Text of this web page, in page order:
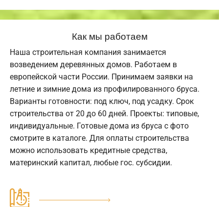
Как мы работаем
Наша строительная компания занимается
возведением деревянных домов. Работаем в
европейской части России. Принимаем заявки на
летние и зимние дома из профилированного бруса.
Варианты готовности: под ключ, под усадку. Срок
строительства от 20 до 60 дней. Проекты: типовые,
индивидуальные. Готовые дома из бруса с фото
смотрите в каталоге. Для оплаты строительства
можно использовать кредитные средства,
материнский капитал, любые гос. субсидии.